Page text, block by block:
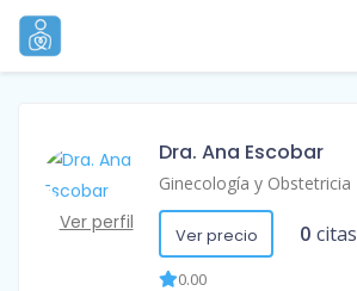
Ver perfil
Dra. Ana Escobar
Ginecología y Obstetricia
Ver precio 0 citas
0.00